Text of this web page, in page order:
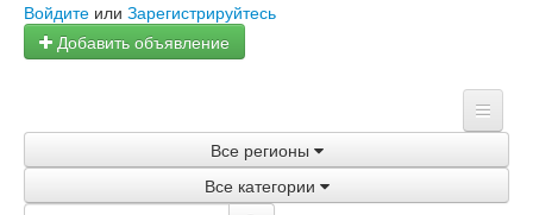
Войдите или Зарегистрируйтесь
Добавить объявление
Объявления
Все регионы
Все категории